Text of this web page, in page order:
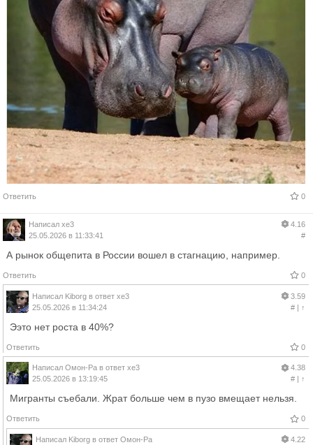
Ответить 0
Написал xe3
25.05.2026 в 11:33:41
4.16
#
А рынок общепита в России вошел в стагнацию, например.
Ответить 0
Написал Kiborg в ответ xe3
25.05.2026 в 11:34:24
3.59
#| ↑
Ээто нет роста в 40%?
Ответить 0
Написал Омон-Ра в ответ xe3
25.05.2026 в 13:19:45
4.38
#| ↑
Мигранты съебали. Жрат больше чем в пузо вмещает нельзя.
Ответить 0
Написал Kiborg в ответ Омон-Ра
4.22